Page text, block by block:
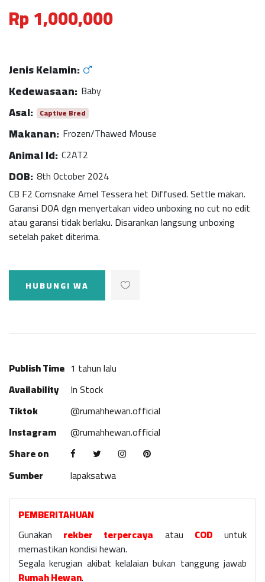
Rp 1,000,000
Jenis Kelamin:
Kedewasaan: Baby
Asal: Captive Bred
Makanan: Frozen/Thawed Mouse
Animal Id: C2AT2
DOB: 8th October 2024
CB F2 Cornsnake Amel Tessera het Diffused. Settle makan.
Garansi DOA dgn menyertakan video unboxing no cut no edit
atau garansi tidak berlaku. Disarankan langsung unboxing
setelah paket diterima.
HUBUNGI WA
Publish Time 1 tahun lalu
Availability
In Stock
Tiktok
@rumahhewan.official
Instagram
@rumahhewan.official
Share on
Sumber
lapaksatwa
PEMBERITAHUAN
Gunakan rekber terpercaya atau COD untuk
memastikan kondisi hewan.
Segala kerugian akibat kelalaian bukan tanggung jawab
Rumah Hewan.